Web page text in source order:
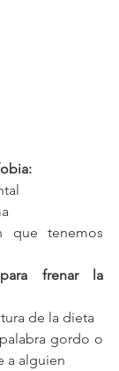
que tenemos
frenar la
de la dieta
gordo o
a alguien